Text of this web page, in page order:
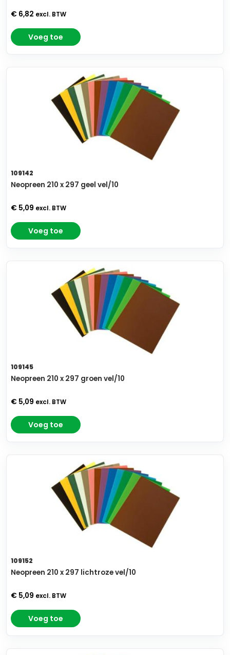
€ 6,82 excl. BTW
Voeg toe
109142
Neopreen 210 x 297 geel vel/10
€ 5,09 excl. BTW
Voeg toe
109145
Neopreen 210 x 297 groen vel/10
€ 5,09 excl. BTW
Voeg toe
109152
Neopreen 210 x 297 lichtroze vel/10
€ 5,09 excl. BTW
Voeg toe